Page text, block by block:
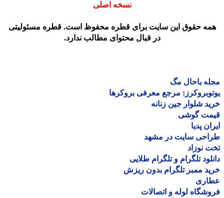
نسخه اصلی
حقوق این سایت برای قطره محفوظ است. قطره مسئولیتی
در قبال محتوای مطالب ندارد.
باحال مگ
مرجع معرفی بروکرها
شلوار جین زنانه
گوشی
پدیا
سایت در مشهد
نوزاد
تلگرام و تلگرام طلایی
ممبر تلگرام بدون ریزش
لوله و اتصالات